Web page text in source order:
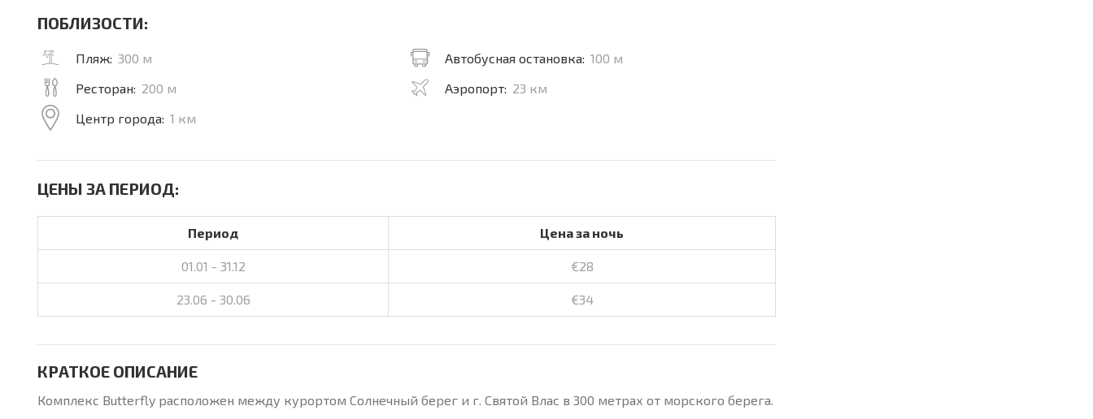
ПОБЛИЗОСТИ:
Пляж: 300 м
Ресторан: 200 м
Центр города: 1 км
Автобусная остановка: 100 м
Аэропорт: 23 км
ЦЕНЫ ЗА ПЕРИОД:
Период Цена за ночь
01.01 - 31.12 €28
23.06 - 30.06 €34
КРАТКОЕ ОПИСАНИЕ
Комплекс Butterfly расположен между курортом Солнечный берег и г. Святой Влас в 300 метрах от морского берега.